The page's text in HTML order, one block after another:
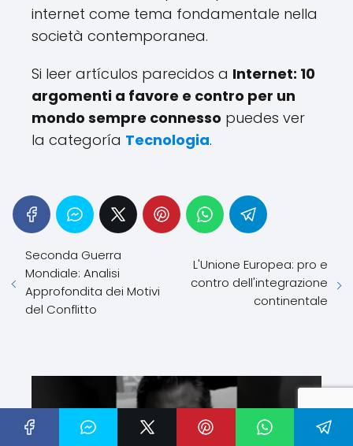
internet come tema fondamentale nella
società contemporanea.
Si leer artículos parecidos a Internet: 10
argomenti a favore e contro per un
mondo sempre connesso puedes ver
la categoría Tecnologia.
Seconda Guerra
Mondiale: Analisi
Approfondita dei Motivi
del Conflitto
L'Unione Europea: pro e
contro dell'integrazione
continentale